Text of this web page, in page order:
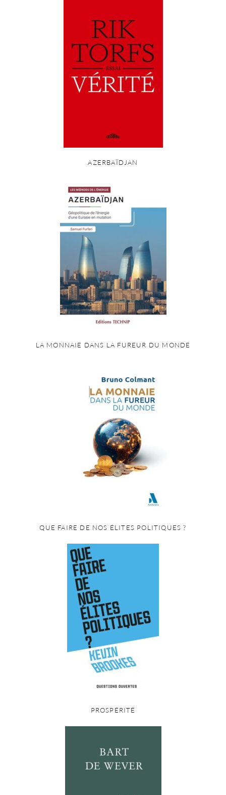
AZERBAÏDJAN
LA MONNAIE DANS LA FUREUR DU MONDE
QUE FAIRE DE NOS ÉLITES POLITIQUES ?
PROSPÉRITÉ